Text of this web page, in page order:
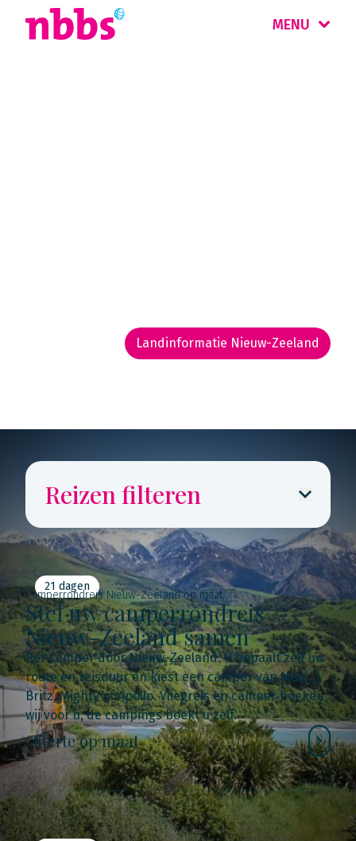
MENU
Landinformatie Nieuw-Zeeland
Reizen filteren
21 dagen
Camperrondreis Nieuw-Zeeland op maat
Stel uw camperrondreis
Nieuw-Zeeland samen
Per camper door Nieuw-Zeeland. U bepaalt zelf uw
route en reisduur en kiest een camper van Maui,
Britz, Mighty of Apollo. Vliegreis en camper boeken
wij voor u, de campings boekt u zelf.
Offerte op maat